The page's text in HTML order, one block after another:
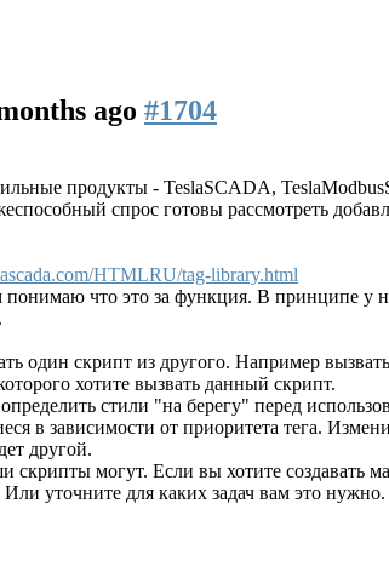
ago #1704
продукты - TeslaSCADA,
спрос готовы рассмотреть
HTMLRU/tag-library.html
что это за функция. В принципе у
один скрипт из другого. Например
хотите вызвать данный скрипт.
стили "на берегу" перед
в зависимости от приоритета тега.
другой.
могут. Если вы хотите создавать
Или уточните для каких задач вам это нужно.